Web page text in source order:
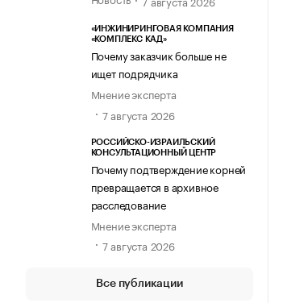
«ИНЖИНИРИНГОВАЯ КОМПАНИЯ
«КОМПЛЕКС КАД»
Почему заказчик больше не
ищет подрядчика
Мнение эксперта
7 августа 2026
РОССИЙСКО-ИЗРАИЛЬСКИЙ
КОНСУЛЬТАЦИОННЫЙ ЦЕНТР
Почему подтверждение корней
превращается в архивное
расследование
Мнение эксперта
7 августа 2026
Все публикации